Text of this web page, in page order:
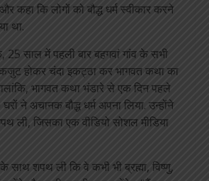
कहा कि लोगों को बौद्ध धर्म स्वीकार करने
था.
25 साल में पहली बार बहगवां गांव के सभी
होकर चंदा इकट्ठा कर भागवत कथा का
भागवत कथा भंडारे से एक दिन पहले
ने अचानक बौद्ध धर्म अपना लिया. उन्होंने
ली, जिसका एक वीडियो सोशल मीडिया
के साथ शपथ ली कि वे कभी भी ब्रह्मा, विष्णु,